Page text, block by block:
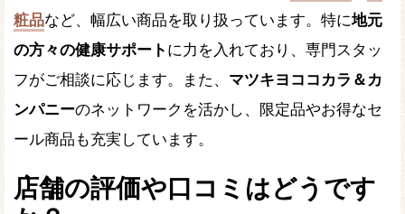
粧品など、幅広い商品を取り扱っています。特に地元
の方々の健康サポート に力を入れており、専門スタッ
フがご相談に応じます。また、 マツキヨココカラ＆カ
ンパニーのネットワークを活かし、限定品やお得なセ
ール商品も充実しています。
店舗の評価や口コミはどうです